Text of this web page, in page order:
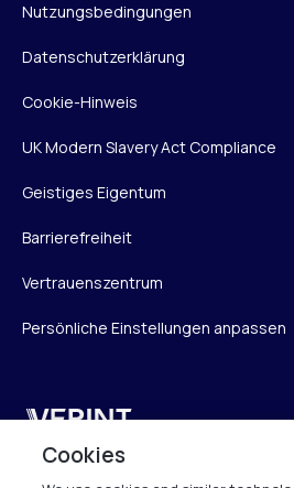
Nutzungsbedingungen
Datenschutzerklärung
Cookie-Hinweis
UK Modern Slavery Act Compliance
Geistiges Eigentum
Barrierefreiheit
Vertrauenszentrum
Persönliche Einstellungen anpassen
Verint
Verint Systems GmbH
Cookies